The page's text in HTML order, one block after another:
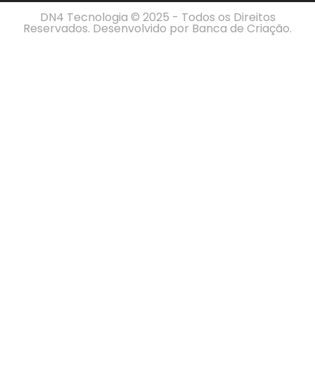
DN4 Tecnologia © 2025 - Todos os Direitos
Reservados. Desenvolvido por Banca de Criação.